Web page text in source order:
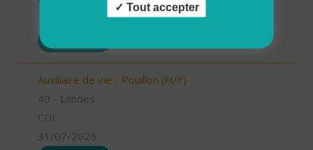
Auxiliaire de vie - Pouillon (H/F)
40 - Landes
CDI
31/07/2026
Tout accepter